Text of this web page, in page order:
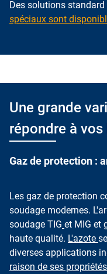
Des solutions
spéciaux sont
Une grande
répondre à
Gaz de protection :
Les gaz de protection
soudage modernes.
soudage TIG et MIG et
haute qualité. L'azote
diverses applications
raison de ses